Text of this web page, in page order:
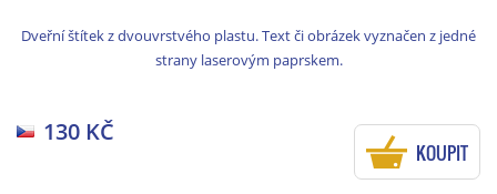
Dveřní štítek z dvouvrstvého plastu. Text či obrázek vyznačen z jedné
strany laserovým paprskem.
130 KČ
KOUPIT